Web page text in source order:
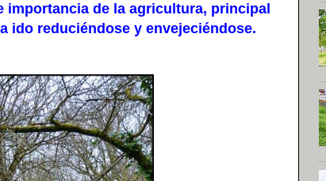
importancia de la agricultura, principal
ido reduciéndose y envejeciéndose.